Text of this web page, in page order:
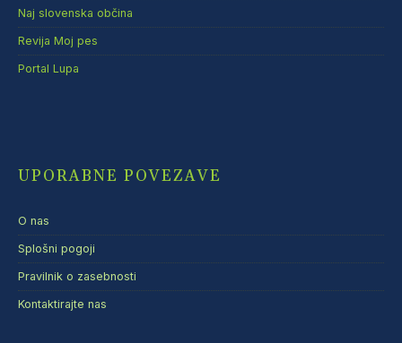
Naj slovenska občina
Revija Moj pes
Portal Lupa
UPORABNE POVEZAVE
O nas
Splošni pogoji
Pravilnik o zasebnosti
Kontaktirajte nas